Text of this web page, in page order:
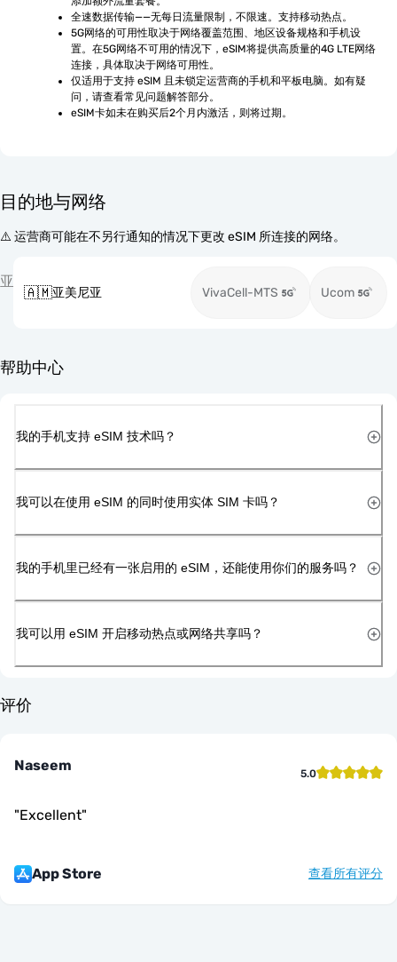
全速数据传输——无每日流量限制，不限速。支持移动热点。
5G网络的可用性取决于网络覆盖范围、地区设备规格和手机设
置。在5G网络不可用的情况下，eSIM将提供高质量的4G LTE网络
连接，具体取决于网络可用性。
仅适用于支持 eSIM 且未锁定运营商的手机和平板电脑。如有疑
问，请查看常见问题解答部分。
eSIM卡如未在购买后2个月内激活，则将过期。
目的地与网络
⚠️ 运营商可能在不另行通知的情况下更改 eSIM 所连接的网络。
亚
🇦🇲亚美尼亚 VivaCell-MTS Ucom
帮助中心
我的手机支持 eSIM 技术吗？
我可以在使用 eSIM 的同时使用实体 SIM 卡吗？
我的手机里已经有一张启用的 eSIM，还能使用你们的服务吗？
我可以用 eSIM 开启移动热点或网络共享吗？
评价
Naseem 5.0
"Excellent"
App Store 查看所有评分